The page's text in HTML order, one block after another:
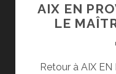
AIX EN
LE
Retour à AIX